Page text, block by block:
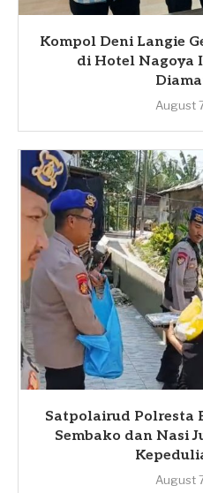
Kompol Deni Langie
di Hotel Nagoya
August
Satpolairud Polresta
Sembako dan Nasi
August